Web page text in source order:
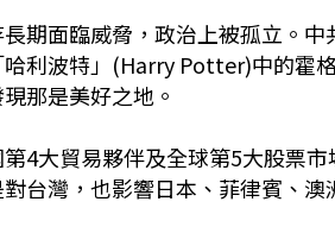
期面臨威脅，政治上被孤立。中
利波特」(Harry Potter)中的霍
那是美好之地。
4大貿易夥伴及全球第5大股票市
台灣，也影響日本、菲律賓、澳